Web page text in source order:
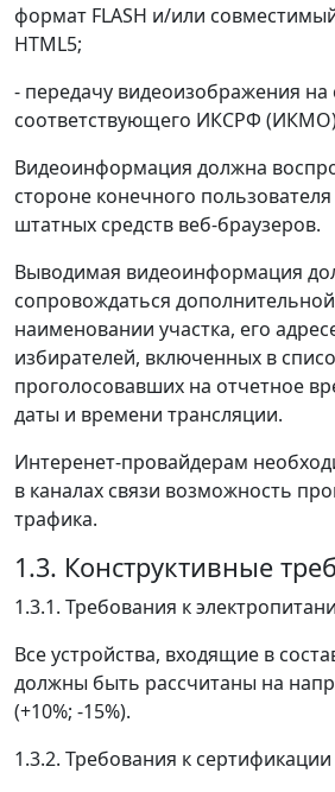
формат FLASH и/или
HTML5;
- передачу видеоизображения на
соответствующего ИКСРФ
Видеоинформация должна
стороне конечного
штатных средств веб-браузеров.
Выводимая видеоинформация
сопровождаться
наименовании участка, его
избирателей, включенных в
проголосовавших на отчетное
даты и времени трансляции.
Интеренет-провайдерам
в каналах связи возможность
трафика.
1.3. Конструктивные
1.3.1. Требования к
Все устройства, входящие в
должны быть рассчитаны на
(+10%; -15%).
1.3.2. Требования к сертификации